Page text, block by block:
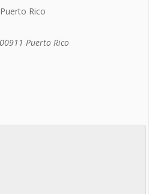
Rico
00911 Puerto Rico